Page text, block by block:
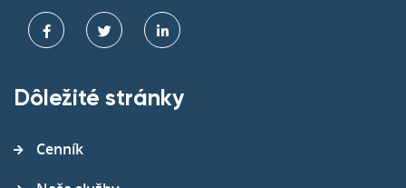
Dôležité stránky
Cenník